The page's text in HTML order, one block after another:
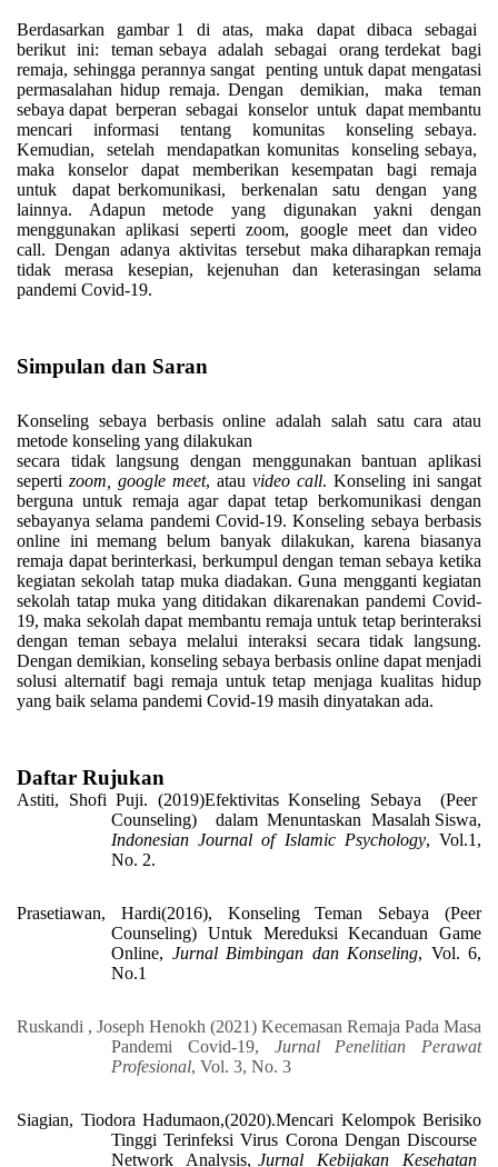
Berdasarkan gambar 1 di atas, maka dapat dibaca sebagai
berikut ini: teman sebaya adalah sebagai orang terdekat bagi
remaja, sehingga perannya sangat penting untuk dapat mengatasi
permasalahan hidup remaja. Dengan demikian, makateman
sebaya dapat berperan sebagai konselor untuk dapat membantu
mencari informasi tentang komunitaskonseling sebaya.
Kemudian, setelah mendapatkan komunitas konseling sebaya,
maka konselordapat memberikan kesempatan bagiremaja
untuk dapat berkomunikasi, berkenalan satu dengan yang
lainnya. Adapun metode yang digunakan yakni dengan
menggunakan aplikasi seperti zoom, google meet dan video
call. Dengan adanya aktivitas tersebut maka diharapkan remaja
tidak merasa
kesepian, kejenuhan dan keterasingan selama
pandemi Covid-19.
Simpulan dan Saran
Konseling sebaya berbasis online adalah salah satu cara atau
metode konseling yang dilakukan
secara tidak langsung dengan menggunakan bantuan aplikasi
seperti zoom, google meet, atau video call. Konseling ini sangat
berguna untuk remaja agar dapat tetap berkomunikasi dengan
sebayanya selama pandemi Covid-19. Konseling sebaya berbasis
online ini memang belum banyak dilakukan, karena biasanya
remaja dapat berinterkasi, berkumpul dengan teman sebaya ketika
kegiatansekolah tatap muka diadakan. Guna mengganti kegiatan
sekolah tatap muka yang ditidakan dikarenakan pandemi Covid-
19, maka sekolah dapat membantu remaja untuk tetap berinteraksi
dengan teman sebaya melalui interaksi secara tidak langsung.
Dengan demikian, konseling sebaya berbasis online dapat menjadi
solusi alternatif bagi remaja untuk tetap menjaga kualitas hidup
yang baik selama pandemi Covid-19 masih dinyatakan ada.
Daftar Rujukan
Astiti, Shofi Puji. (2019)Efektivitas Konseling Sebaya (Peer
Counseling) dalam Menuntaskan Masalah Siswa,
Indonesian Journal of Islamic Psychology, Vol.1,
No. 2.
Prasetiawan, Hardi(2016), Konseling Teman Sebaya (Peer
Counseling) Untuk Mereduksi Kecanduan Game
Online, Jurnal Bimbingan dan Konseling, Vol. 6,
No.1
Ruskandi , Joseph Henokh (2021) Kecemasan Remaja Pada Masa
Pandemi Covid-19, Jurnal Penelitian Perawat
Profesional,Vol. 3, No. 3
Siagian, Tiodora Hadumaon,(2020).Mencari Kelompok Berisiko
Tinggi Terinfeksi Virus Corona Dengan Discourse
Network Analysis,Jurnal Kebijakan Kesehatan